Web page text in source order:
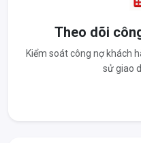
Theo dõi
Kiểm soát công nợ khách
sử giao